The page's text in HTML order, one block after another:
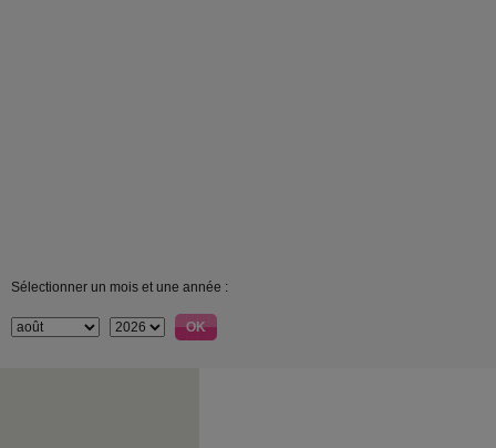
Sélectionner un mois et une année :